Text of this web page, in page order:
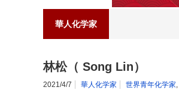
華人化学家
林松（ Song Lin）
2021/4/7 華人化学家 世界青年化学家,